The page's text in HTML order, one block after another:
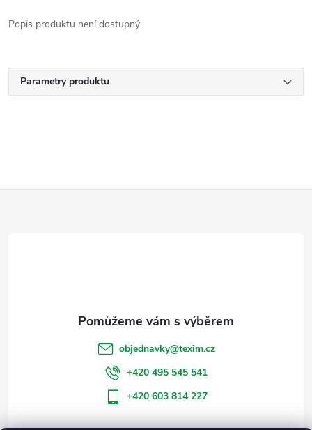
Popis produktu není dostupný
Parametry produktu
objednavky@texim.cz
+420 495 545 541
+420 603 814 227